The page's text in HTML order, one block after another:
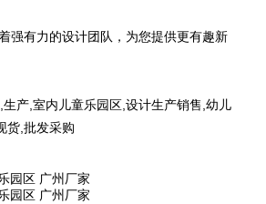
强有力的设计团队，为您提供更有趣新
产,室内儿童乐园区,设计生产销售,幼儿
货,批发采购
园区 广州厂家
园区 广州厂家